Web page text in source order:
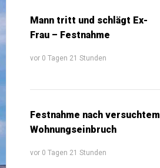
Mann tritt und schlägt Ex-
Frau – Festnahme
vor 0 Tagen 21 Stunden
Festnahme nach versuchtem
Wohnungseinbruch
vor 0 Tagen 21 Stunden